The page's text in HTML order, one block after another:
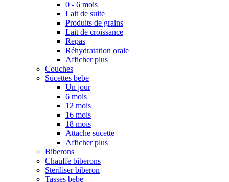
0 - 6 mois
Lait de suite
Produits de grains
Lait de croissance
Repas
Réhydratation orale
Afficher plus
Couches
Sucettes bebe
Un jour
6 mois
12 mois
16 mois
18 mois
Attache sucette
Afficher plus
Biberons
Chauffe biberons
Steriliser biberon
Tasses bebe